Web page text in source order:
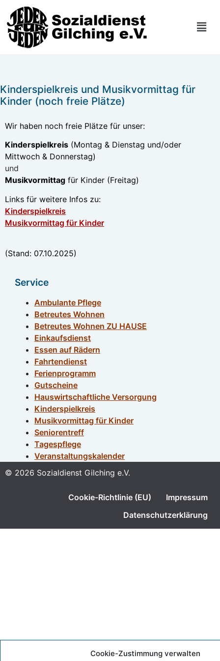
Cookie-Zustimmung verwalten
Kinderspielkreis und Musikvormittag für
Kinder (noch freie Plätze)
Wir haben noch freie Plätze für unser:
Kinderspielkreis (Montag & Dienstag und/oder
Mittwoch & Donnerstag)
und
Musikvormittag für Kinder (Freitag)
Links für weitere Infos zu:
Kinderspielkreis
Musikvormittag für Kinder
(Stand: 07.10.2025)
Service
Ambulante Pflege
Betreutes Wohnen
Betreutes Wohnen ZU HAUSE
Einkaufsdienst
Essen auf Rädern
Fahrtendienst
Ferienprogramm
Gutscheine
Hauswirtschaftliche Versorgung
Kinderspielkreis
Musikvormittag für Kinder
Seniorentreff
Tagespflege
Veranstaltungskalender
© 2026 Sozialdienst Gilching e.V.
Cookie-Richtlinie (EU)
Impressum
Datenschutzerklärung